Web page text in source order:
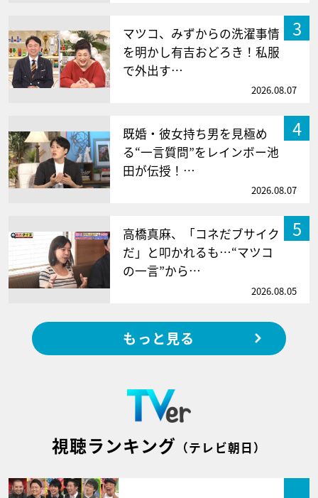
3
マツコ、みずからの洗濯事情
を明かし有吉おどろき！私服
で外出す…
2026.08.07
4
既婚・彼女持ち男を見極め
る“一言質問”をレインボー池
田が伝授！…
2026.08.07
5
高橋真麻、「コネだブサイク
だ」と叩かれるも…“マツコ
の一言”から…
2026.08.05
もっと見る
視聴ランキング （テレビ朝日）